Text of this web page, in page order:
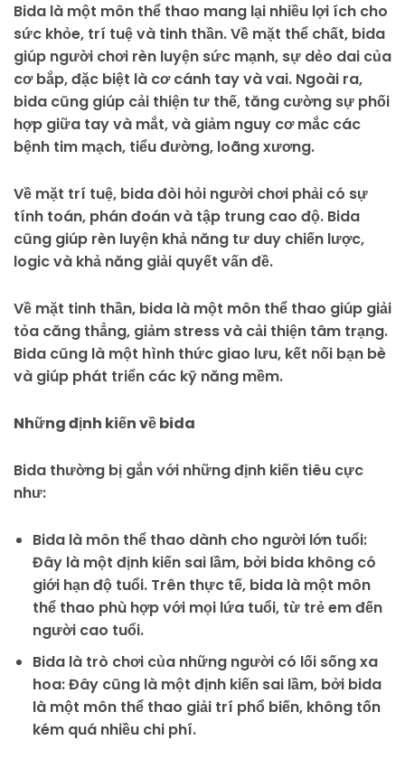
Bida là một môn thể thao mang lại nhiều lợi ích cho
sức khỏe, trí tuệ và tinh thần. Về mặt thể chất, bida
giúp người chơi rèn luyện sức mạnh, sự dẻo dai của
cơ bắp, đặc biệt là cơ cánh tay và vai. Ngoài ra,
bida cũng giúp cải thiện tư thế, tăng cường sự phối
hợp giữa tay và mắt, và giảm nguy cơ mắc các
bệnh tim mạch, tiểu đường, loãng xương.
Về mặt trí tuệ, bida đòi hỏi người chơi phải có sự
tính toán, phán đoán và tập trung cao độ. Bida
cũng giúp rèn luyện khả năng tư duy chiến lược,
logic và khả năng giải quyết vấn đề.
Về mặt tinh thần, bida là một môn thể thao giúp giải
tỏa căng thẳng, giảm stress và cải thiện tâm trạng.
Bida cũng là một hình thức giao lưu, kết nối bạn bè
và giúp phát triển các kỹ năng mềm.
Những định kiến về bida
Bida thường bị gắn với những định kiến tiêu cực
như:
Bida là môn thể thao dành cho người lớn tuổi:
Đây là một định kiến sai lầm, bởi bida không có
giới hạn độ tuổi. Trên thực tế, bida là một môn
thể thao phù hợp với mọi lứa tuổi, từ trẻ em đến
người cao tuổi.
Bida là trò chơi của những người có lối sống xa
hoa: Đây cũng là một định kiến sai lầm, bởi bida
là một môn thể thao giải trí phổ biến, không tốn
kém quá nhiều chi phí.